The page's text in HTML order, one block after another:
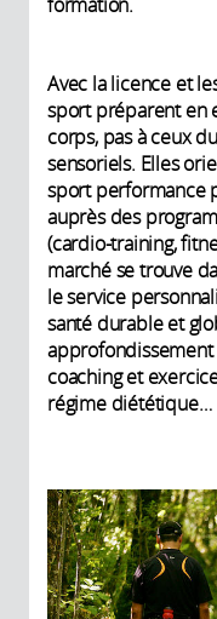
Avec la licence et
sport préparent en
corps, pas à ceux
sensoriels. Elles
sport performance
auprès des
(cardio-training,
marché se trouve
le service
santé durable et
approfondissement
coaching et
régime diététique…